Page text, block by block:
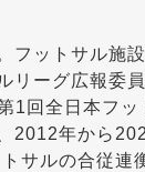
フットサル施
リーグ広報委
1回全日本フ
2012年から
サルの合従連